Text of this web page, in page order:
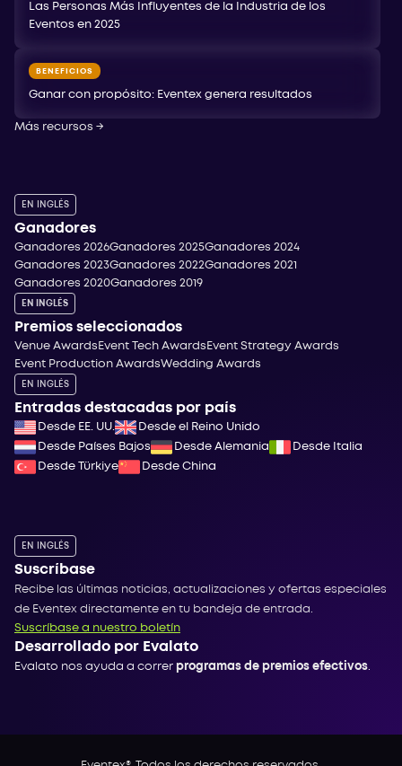
Las Personas Más Influyentes de la Industria de los
Eventos en 2025
BENEFICIOS
Ganar con propósito: Eventex genera resultados
Más recursos →
EN INGLÉS
Ganadores
Ganadores 2026Ganadores 2025Ganadores 2024
Ganadores 2023Ganadores 2022Ganadores 2021
Ganadores 2020Ganadores 2019
EN INGLÉS
Premios seleccionados
Venue Awards Event Tech Awards Event Strategy Awards
Event Production AwardsWedding Awards
EN INGLÉS
Entradas destacadas por país
Desde EE. UU.
Desde el Reino Unido
Desde Países Bajos
Desde Alemania
Desde Italia
Desde Türkiye
Desde China
EN INGLÉS
Suscríbase
Recibe las últimas noticias, actualizaciones y ofertas especiales
de Eventex directamente en tu bandeja de entrada.
Suscríbase a nuestro boletín
Desarrollado por Evalato
Evalato nos ayuda a correr programas de premios efectivos